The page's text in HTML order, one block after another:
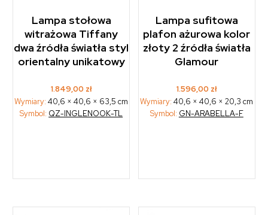
Lampa stołowa
witrażowa Tiffany
dwa źródła światła styl
orientalny unikatowy
1.849,00 zł
Wymiary:40,6 × 40,6 × 63,5 cm
Symbol: QZ-INGLENOOK-TL
Lampa sufitowa
plafon ażurowa kolor
złoty 2 źródła światła
Glamour
1.596,00 zł
Wymiary:40,6 × 40,6 × 20,3 cm
Symbol: GN-ARABELLA-F